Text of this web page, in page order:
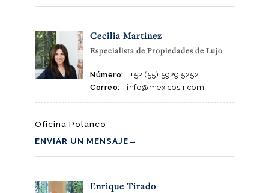
Cecilia Martinez
Especialista de Propiedades de Lujo
Número:
+52 (55) 5929 5252
Correo:
info@mexicosir.com
Oficina Polanco
ENVIAR UN MENSAJE→
Enrique Tirado